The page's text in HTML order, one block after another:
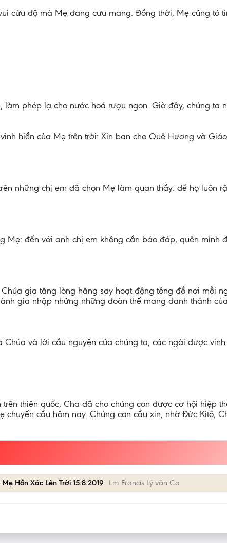
cứu độ mà Mẹ đang cưu mang. Ðồng thời, Mẹ cũng tỏ
phép lạ cho nước hoá rượu ngon. Giờ đây, chúng ta
hiển của Mẹ trên trời: Xin ban cho Quê Hương và
những chị em đã chọn Mẹ làm quan thầy: để họ luôn
Mẹ: đến với anh chị em không cần báo đáp, quên mình
gia tăng lòng hăng say hoạt động tông đồ nơi mỗi
gia nhập những những đoàn thể mang danh thánh
và lời cầu nguyện của chúng ta, các ngài được
thiên quốc, Cha đã cho chúng con được cơ hội hiệp
cầu hôm nay. Chúng con cầu xin, nhờ Ðức Kitô,
Hồn Xác Lên Trời 15.8.2019 Lm Francis Lý văn Ca